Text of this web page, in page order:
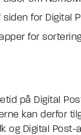
for Digital
for
på Digital
kan derfor
og Digital Post-